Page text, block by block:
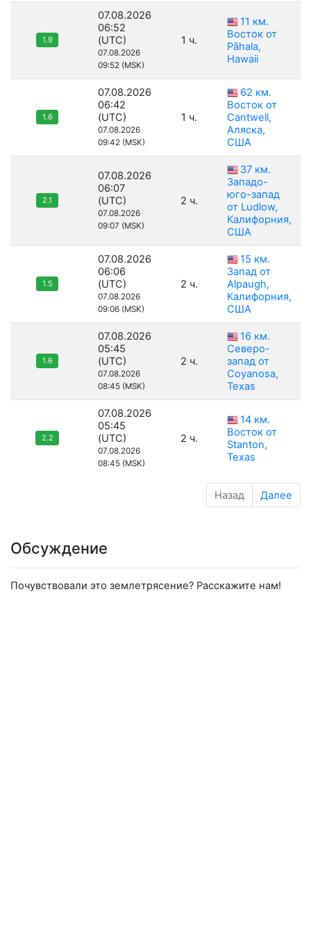
1.9
07.08.2026
06:52
(UTC)
07.08.2026
09:52 (MSK)
1 ч.
11 км.
Восток от
Pāhala,
Hawaii
1.6
07.08.2026
06:42
(UTC)
07.08.2026
09:42 (MSK)
1 ч.
62 км.
Восток от
Cantwell,
Аляска,
США
2.1
07.08.2026
06:07
(UTC)
07.08.2026
09:07 (MSK)
2 ч.
37 км.
Западо-
юго-запад
от Ludlow,
Калифорния,
США
1.5
07.08.2026
06:06
(UTC)
07.08.2026
09:06 (MSK)
2 ч.
15 км.
Запад от
Alpaugh,
Калифорния,
США
1.6
07.08.2026
05:45
(UTC)
07.08.2026
08:45 (MSK)
2 ч.
16 км.
Северо-
запад от
Coyanosa,
Texas
2.2
07.08.2026
05:45
(UTC)
07.08.2026
08:45 (MSK)
2 ч.
14 км.
Восток от
Stanton,
Texas
Назад Далее
Обсуждение
Почувствовали это землетрясение? Расскажите нам!